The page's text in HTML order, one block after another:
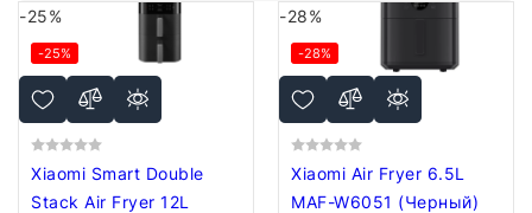
-25%
-25%
Xiaomi Smart Double
Stack Air Fryer 12L
-28%
-28%
Xiaomi Air Fryer 6.5L
MAF-W6051 (Черный)